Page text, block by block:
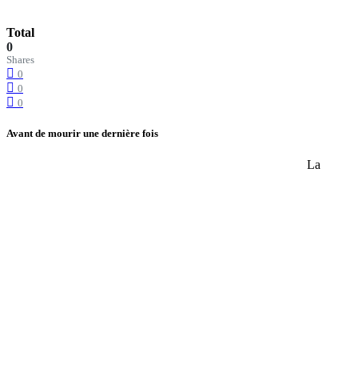
Total
0
Shares
0
0
0
Avant de mourir une dernière fois
La